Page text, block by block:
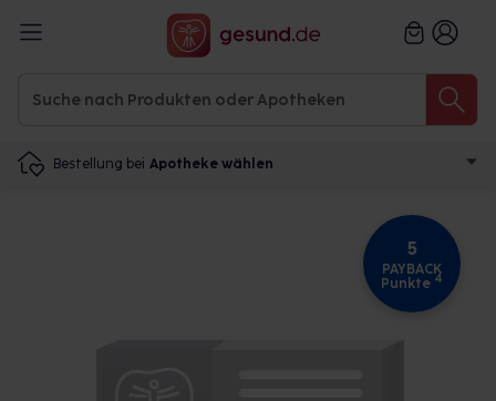
Bestellung bei Apotheke wählen
5
PAYBACK
Punkte 4